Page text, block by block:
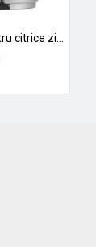
Storcator electric pentru citrice zilan zln1156 cu 2 conuri - suc proaspat in secunde